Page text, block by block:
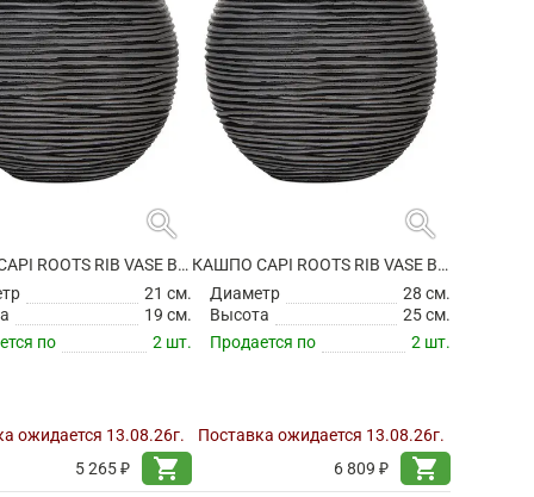
search
КАШПО CAPI ROOTS RIB VASE BALL BLACK
21 см.
19 см.
по
2 шт.
ожидается 13.08.26г.
5 265 ₽
shopping_cart
search
КАШПО CAPI ROOTS RIB VASE BALL BLACK
Диаметр
28 см.
Высота
25 см.
Продается по
2 шт.
Поставка ожидается 13.08.26г.
6 809 ₽
shopping_cart